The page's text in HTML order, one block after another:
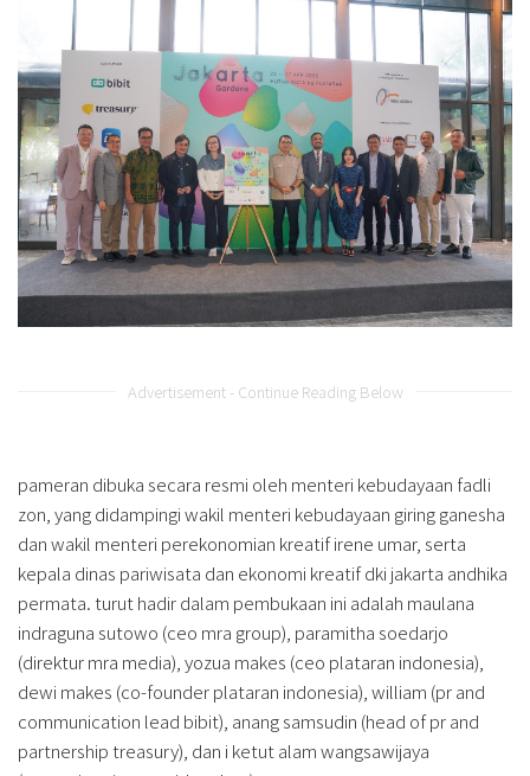
Advertisement - Continue Reading Below
pameran dibuka secara resmi oleh menteri kebudayaan fadli
zon, yang didampingi wakil menteri kebudayaan giring ganesha
dan wakil menteri perekonomian kreatif irene umar, serta
kepala dinas pariwisata dan ekonomi kreatif dki jakarta andhika
permata. turut hadir dalam pembukaan ini adalah maulana
indraguna sutowo (ceo mra group), paramitha soedarjo
(direktur mra media), yozua makes (ceo plataran indonesia),
dewi makes (co-founder plataran indonesia), william (pr and
communication lead bibit), anang samsudin (head of pr and
partnership treasury), dan i ketut alam wangsawijaya